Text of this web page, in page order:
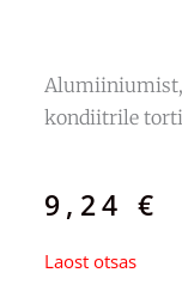
Alumiiniumist,
kondiitrile
9,24 €
Laost otsas